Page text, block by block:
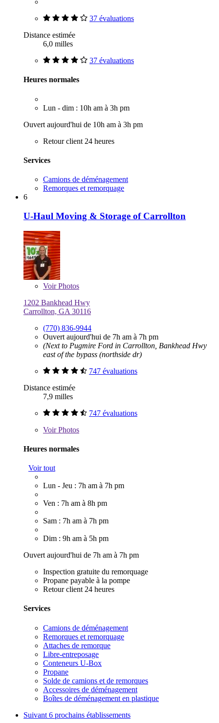
37 évaluations
Distance estimée
6,0 milles
37 évaluations
Heures normales
Lun - dim : 10h am à 3h pm
Ouvert aujourd'hui de 10h am à 3h pm
Retour client 24 heures
Services
Camions de déménagement
Remorques et remorquage
6
U-Haul Moving & Storage of Carrollton
VoirPhotos
1202 Bankhead Hwy
Carrollton, GA 30116
(770) 836-9944
Ouvert aujourd'hui de 7h am à 7h pm
(Next to Pugmire Ford in Carrollton, Bankhead Hwy
east of the bypass (northside dr)
747 évaluations
Distance estimée
7,9 milles
747 évaluations
VoirPhotos
Heures normales
Voir tout
Lun - Jeu : 7h am à 7h pm
Ven : 7h am à 8h pm
Sam : 7h am à 7h pm
Dim : 9h am à 5h pm
Ouvert aujourd'hui de 7h am à 7h pm
Inspection gratuite du remorquage
Propane payable à la pompe
Retour client 24 heures
Services
Camions de déménagement
Remorques et remorquage
Attaches de remorque
Libre-entreposage
Conteneurs U-Box
Propane
Solde de camions et de remorques
Accessoires de déménagement
Boîtes de déménagement en plastique
Suivant 6 prochains établissements